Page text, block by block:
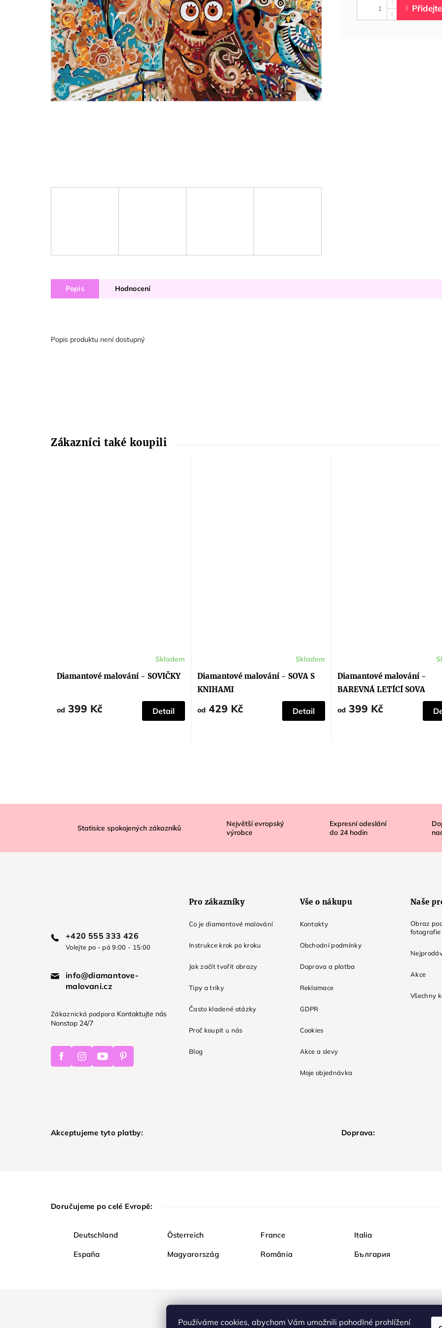
Používáme cookies, abychom Vám umožnili pohodlné prohlížení
Popis Hodnocení
Popis produktu není dostupný
Diamantové malování - SOVIČKY
produktu
je
hvězdiček.
Skladem
od 399 Kč Detail
Diamantové malování - SOVA S
KNIHAMI
Skladem
od 429 Kč Detail
Diamantové malování -
BAREVNÁ LETÍCÍ SOVA
produktu
je
5,0
z
hvězdiček.
od 399 Kč
a
Statisíce spokojených zákazníků
Největší evropský
výrobce
Expresní odeslání
do 24hodin
+420 555 333 426
Volejte po - pá 9:00 - 15:00
info@diamantove-
malovani.cz
Zákaznická podpora Kontaktujte nás
Nonstop 24/7
FacebookInstagramYoutubePinterest
Pro zákazníky
Co je diamantové malování
Instrukce krok po kroku
Jak začít tvořit obrazy
Tipy a triky
Často kladené otázky
Proč koupit u nás
Blog
Vše o nákupu
Kontakty
Obchodní podmínky
Doprava a platba
Reklamace
GDPR
Cookies
Akce a slevy
Moje objednávka
Naše
Obraz
fotografie
Akce
Všechny
Akceptujeme tyto platby: Doprava:
Doručujeme po celé Evropě:
Deutschland Österreich France Italia
España Magyarország România България
Nakupujte na